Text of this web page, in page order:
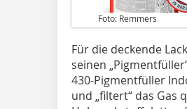
Foto: Remmers
Für die deckende
seinen
430-Pigmentfüller
und „filtert“ das Gas